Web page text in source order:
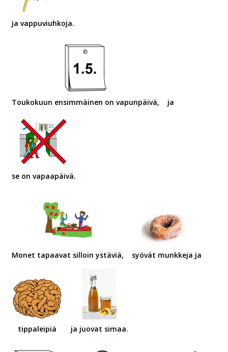
ja vappuviuhkoja.
Toukokuun ensimmäinen on vapunpäivä, ja
se on vapaapäivä.
Monet tapaavat silloin ystäviä, syövät munkkeja ja
tippaleipiä ja juovat simaa.